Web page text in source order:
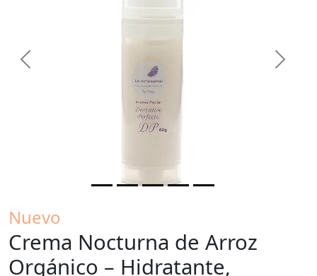
Previous Next
Nuevo
Crema Nocturna de Arroz
Orgánico – Hidratante,